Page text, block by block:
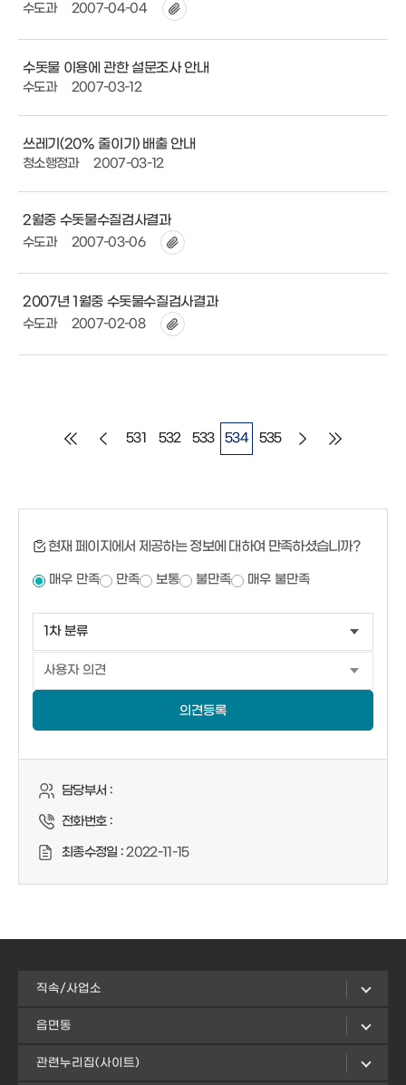
수도과 2007-04-04
수돗물 이용에 관한 설문조사 안내
수도과 2007-03-12
쓰레기(20% 줄이기) 배출 안내
청소행정과 2007-03-12
2월중 수돗물수질검사결과
수도과 2007-03-06
2007년 1월중 수돗물수질검사결과
수도과 2007-02-08
531 532 533 534 535
현재 페이지에서 제공하는 정보에 대하여 만족하셨습니까?
매우 만족 만족 보통 불만족 매우 불만족
의견등록
담당부서 :
전화번호 :
최종수정일 :2022-11-15
직속/사업소
읍면동
관련누리집(사이트)